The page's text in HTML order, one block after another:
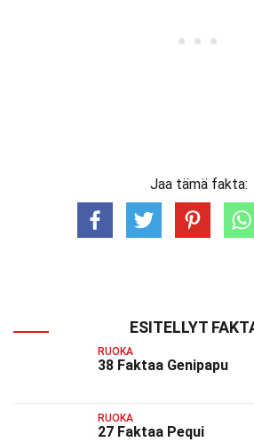
Jaa tämä fakta:
ESITELLYT
RUOKA
38 Faktaa Genipapu
RUOKA
27 Faktaa Pequi